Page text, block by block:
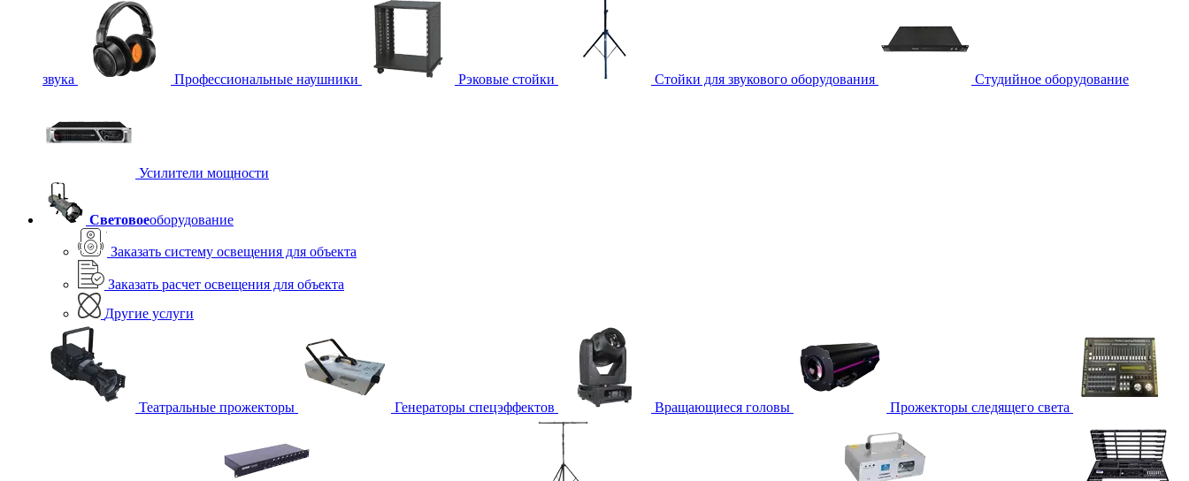
звука Профессиональные наушники Рэковые стойки Стойки для звукового оборудования Студийное оборудование
Усилители мощности
Световоеоборудование
Заказать систему освещения для объекта
Заказать расчет освещения для объекта
Другие услуги
Театральные прожекторы Генераторы спецэффектов Вращающиеся головы Прожекторы следящего света